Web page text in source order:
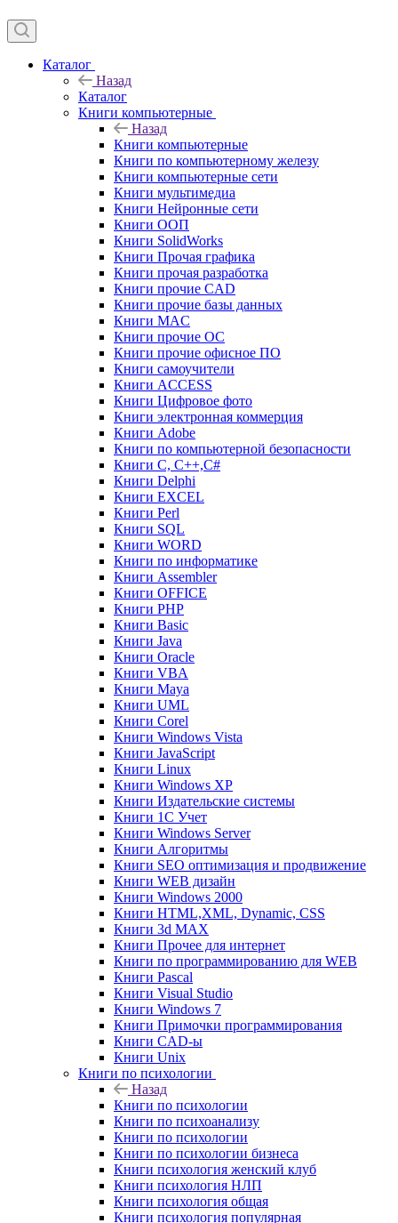
Каталог
Назад
Каталог
Книги компьютерные
Назад
Книги компьютерные
Книги по компьютерному железу
Книги компьютерные сети
Книги мультимедиа
Книги Нейронные сети
Книги ООП
Книги SolidWorks
Книги Прочая графика
Книги прочая разработка
Книги прочие CAD
Книги прочие базы данных
Книги MAC
Книги прочие ОС
Книги прочие офисное ПО
Книги самоучители
Книги ACCESS
Книги Цифровое фото
Книги электронная коммерция
Книги Adobe
Книги по компьютерной безопасности
Книги C, C++,С#
Книги Delphi
Книги EXCEL
Книги Perl
Книги SQL
Книги WORD
Книги по информатике
Книги Assembler
Книги OFFICE
Книги PHP
Книги Basic
Книги Java
Книги Oracle
Книги VBA
Книги Maya
Книги UML
Книги Corel
Книги Windows Vista
Книги JavaScript
Книги Linux
Книги Windows XP
Книги Издательские системы
Книги 1C Учет
Книги Windows Server
Книги Алгоритмы
Книги SEO оптимизация и продвижение
Книги WEB дизайн
Книги Windows 2000
Книги HTML,XML, Dynamic, CSS
Книги 3d MAX
Книги Прочее для интернет
Книги по программированию для WEB
Книги Pascal
Книги Visual Studio
Книги Windows 7
Книги Примочки программирования
Книги CAD-ы
Книги Unix
Книги по психологии
Назад
Книги по психологии
Книги по психоанализу
Книги по психологии
Книги по психологии бизнеса
Книги психология женский клуб
Книги психология НЛП
Книги психология общая
Книги психология популярная